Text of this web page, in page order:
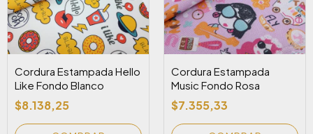
Cordura Estampada Hello
Like Fondo Blanco
$8.138,25
Cordura Estampada
Music Fondo Rosa
$7.355,33